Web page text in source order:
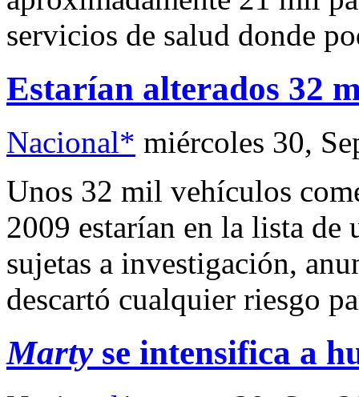
servicios de salud donde
Estarían alterados 32
Nacional* miércoles 30,
Unos 32 mil vehículos
2009 estarían en la lista de
sujetas a investigación,
descartó cualquier riesgo
Martyse intensifica a